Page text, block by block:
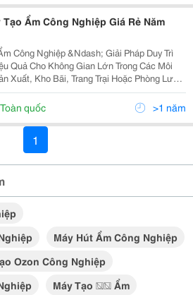
Tạo Ẩm Công Nghiệp Giá Rẻ Năm
Công Nghiệp &Ndash; Giải Pháp Duy Trì
Cho Không Gian Lớn Trong Các Môi
Xuất, Kho Bãi, Trang Trại Hoặc Phòng Lưu
Đóng Vai Trò Cực Kỳ Quan Trọng. Không Khí
Không Chỉ Gây Ảnh Hưởng Đến Sức Khỏe...
Toàn quốc >1 năm
1
Máy Hút Ẩm Công Nghiệp
Ozon Công Nghiệp
Máy Tạo �� Ẩm